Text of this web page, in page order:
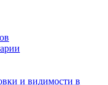
и видимости в